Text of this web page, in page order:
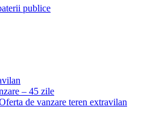
publice
– 45 zile
de vanzare teren extravilan